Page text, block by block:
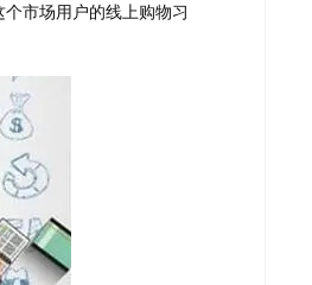
市场用户的线上购物习